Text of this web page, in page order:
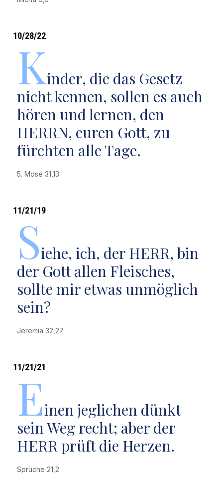
10/28/22
Kinder, die das Gesetz
nicht kennen, sollen es auch
hören und lernen, den
HERRN, euren Gott, zu
fürchten alle Tage.
5. Mose 31,13
11/21/19
Siehe, ich, der HERR, bin
der Gott allen Fleisches,
sollte mir etwas unmöglich
sein?
Jeremia 32,27
11/21/21
Einen jeglichen dünkt
sein Weg recht; aber der
HERR prüft die Herzen.
Sprüche 21,2